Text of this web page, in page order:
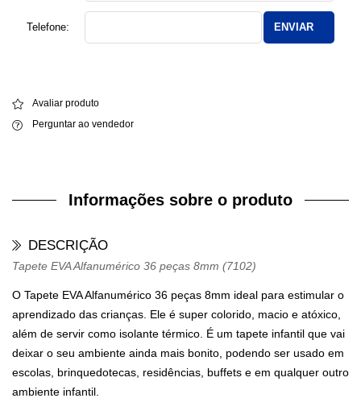
Telefone: ENVIAR
Avaliar produto
Perguntar ao vendedor
Informações sobre o produto
DESCRIÇÃO
Tapete EVA Alfanumérico 36 peças 8mm (7102)
O Tapete EVA Alfanumérico 36 peças 8mm ideal para estimular o
aprendizado das crianças. Ele é super colorido, macio e atóxico,
além de servir como isolante térmico. É um tapete infantil que vai
deixar o seu ambiente ainda mais bonito, podendo ser usado em
escolas, brinquedotecas, residências, buffets e em qualquer outro
ambiente infantil.